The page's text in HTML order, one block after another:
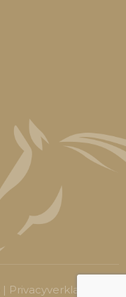
| Privacyverklaring